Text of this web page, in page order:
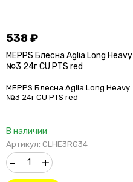
538₽
MEPPS Блесна Aglia Long Heavy
№3 24г CU PTS red
MEPPS Блесна Aglia Long Heavy
№3 24г CU PTS red
В наличии
Артикул: CLHE3RG34
– +